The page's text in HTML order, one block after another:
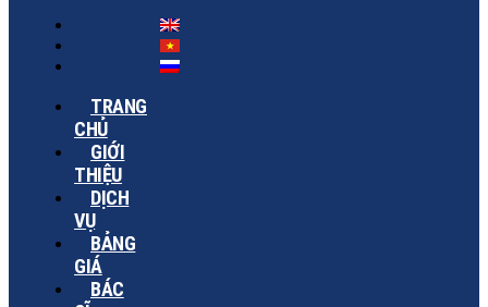
TRANG
CHỦ
GIỚI
THIỆU
DỊCH
VỤ
BẢNG
GIÁ
BÁC